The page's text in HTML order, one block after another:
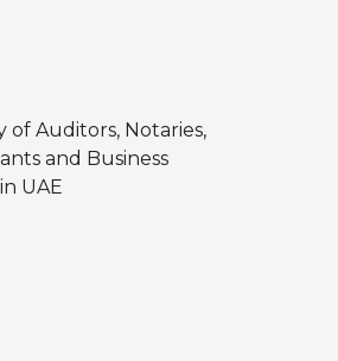
of Auditors, Notaries,
and Business
UAE